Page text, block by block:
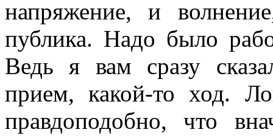
напряжение, и
публика. Надо было
Ведь я вам сразу
прием, какой-то ход.
правдоподобно, что